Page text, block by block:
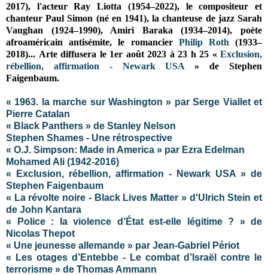
2017), l'acteur Ray Liotta (1954–2022), le compositeur et
chanteur Paul Simon (né en 1941), la chanteuse de jazz Sarah
Vaughan (1924–1990), Amiri Baraka (1934–2014), poète
afroaméricain antisémite, le romancier Philip Roth (1933–
2018)... Arte diffusera le 1er août 2023 à 23 h 25 « Exclusion,
rébellion, affirmation - Newark USA » de Stephen
Faigenbaum.
« 1963. la marche sur Washington » par Serge Viallet et
Pierre Catalan
« Black Panthers » de Stanley Nelson
Stephen Shames - Une rétrospective
« O.J. Simpson: Made in America » par Ezra Edelman
Mohamed Ali (1942-2016)
« Exclusion, rébellion, affirmation - Newark USA » de
Stephen Faigenbaum
« La révolte noire - Black Lives Matter » d'Ulrich Stein et
de John Kantara
« Police : la violence d’État est-elle légitime ? » de
Nicolas Thepot
« Une jeunesse allemande » par Jean-Gabriel Périot
« Les otages d’Entebbe - Le combat d’Israël contre le
terrorisme » de Thomas Ammann